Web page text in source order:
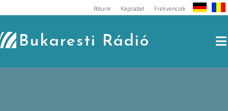
to
content
Rólunk Kapcsolat Frekvenciák
Bukaresti Rádió